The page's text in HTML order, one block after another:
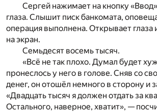
Сергей нажимает на кнопку
глаза. Слышит писк банкомата,
операция выполнена. Открывает глаза
на экран.
Семьдесят восемь тысяч.
«Всё не так плохо. Думал будет
пронеслось у него в голове. Сняв со
денег, он отошёл немного в сторону и
«Двадцать тысяч я должен отдать за
Остального, наверное, хватит», —